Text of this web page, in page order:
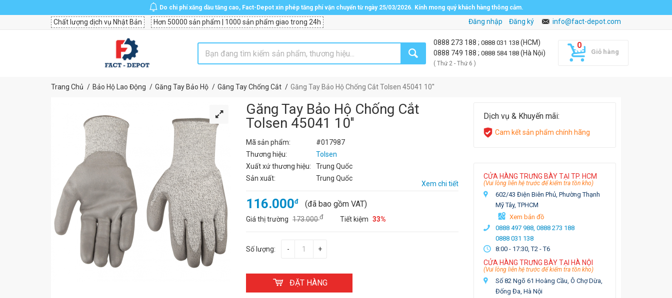
Do chi phí xăng dầu tăng cao, Fact-Depot xin phép tăng phí vận chuyển từ ngày 25/03/2026. Kính mong quý khách hàng thông cảm.
Chất lượng dịch vụ Nhật Bản Hơn 50000 sản phẩm | 1000 sản phẩm giao trong 24h Đăng nhập Đăng ký info@fact-depot.com
Giỏ hàng
0888 273 188 ; 0888 031 138 (HCM)
0888 749 188 ; 0888 584 188 (Hà Nội)
( Thứ 2 - Thứ 6 )
Trang Chủ Bảo Hộ Lao Động Găng Tay Bảo Hộ Găng Tay Chống Cắt Găng Tay Bảo Hộ Chống Cắt Tolsen 45041 10''
Găng Tay Bảo Hộ Chống Cắt
Tolsen 45041 10''
Mã sản phẩm:
#017987
Thương hiệu:
Tolsen
Xuất xứ thương hiệu:
Trung Quốc
Sản xuất:
Trung Quốc
Xem chi tiết
116.000đ (đã bao gồm VAT)
Giá thị trường 173.000đ Tiết kiệm 33%
Số lượng: - +
ĐẶT HÀNG
Dịch vụ & Khuyến mãi:
Cam kết sản phẩm chính hãng
CỬA HÀNG TRƯNG BÀY TẠI TP. HCM
(Vui lòng liên hệ trước để kiểm tra tồn kho)
602/43 Điện Biên Phủ, Phường Thạnh
Mỹ Tây, TPHCM
Xem bản đồ
0888 497 988, 0888 273 188
0888 031 138
8:00 - 17:30, T2 - T6
CỬA HÀNG TRƯNG BÀY TẠI HÀ NỘI
(Vui lòng liên hệ trước để kiểm tra tồn kho)
Số 82 Ngõ 61 Hoàng Cầu, Ô Chợ Dừa,
Đống Đa, Hà Nội